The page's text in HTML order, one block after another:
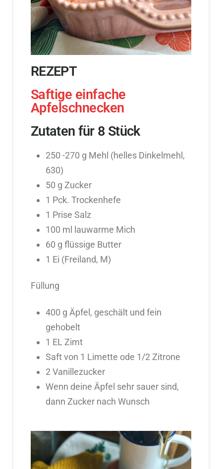
REZEPT
Saftige einfache
Apfelschnecken
Zutaten für 8 Stück
250 -270 g Mehl (helles Dinkelmehl,
630)
50 g Zucker
1 Pck. Trockenhefe
1 Prise Salz
100 ml lauwarme Mich
60 g flüssige Butter
1 Ei (Freiland, M)
Füllung
400 g Äpfel, geschält und fein
gehobelt
1 EL Zimt
Saft von 1 Limette ode 1/2 Zitrone
2 Vanillezucker
Wenn deine Äpfel sehr sauer sind,
dann Zucker nach Wunsch